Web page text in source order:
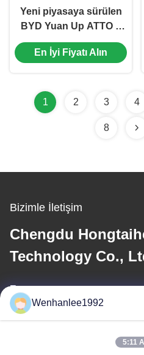
Yeni piyasaya sürülen
BYD Yuan Up ATTO 3
Up elektrikli araba
modeli, maksimum hız
En İyi Fiyatı Alın
1 2 3 4
8
Bizimle İletişim
Chengdu
Technology Co.,
E-posta
Wenhanlee1992
5:11